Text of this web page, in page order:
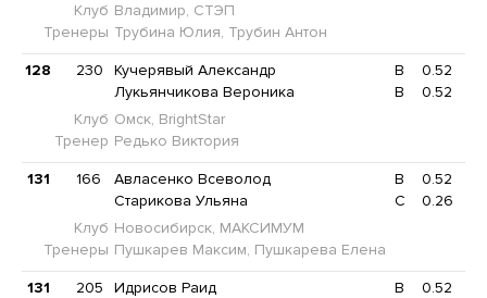
Клуб Владимир, СТЭП
Тренеры Трубина Юлия, Трубин Антон
128 230 Кучерявый Александр B
0.52
Лукьянчикова Вероника
B
0.52
Клуб Омск, BrightStar
Тренер Редько Виктория
131 166 Авласенко Всеволод B
0.52
Старикова Ульяна
C
0.26
Клуб Новосибирск, МАКСИМУМ
Тренеры Пушкарев Максим, Пушкарева Елена
131 205 Идрисов Раид B
0.52